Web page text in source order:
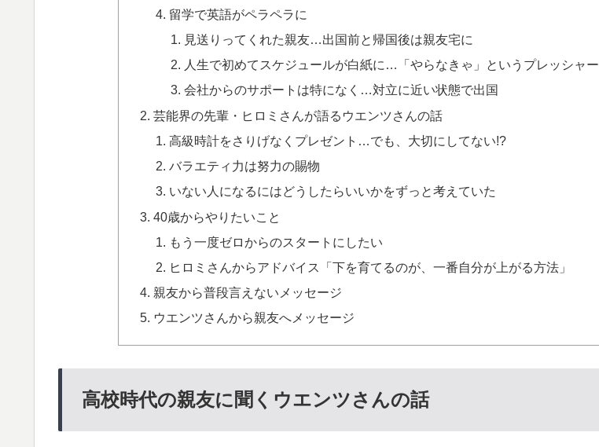
留学で英語がペラペラに
見送りってくれた親友…出国前と帰国後は親友宅に
人生で初めてスケジュールが白紙に…「やらなきゃ」というプレッシャー
会社からのサポートは特になく…対立に近い状態で出国
芸能界の先輩・ヒロミさんが語るウエンツさんの話
高級時計をさりげなくプレゼント…でも、大切にしてない!?
バラエティ力は努力の賜物
いない人になるにはどうしたらいいかをずっと考えていた
40歳からやりたいこと
もう一度ゼロからのスタートにしたい
ヒロミさんからアドバイス「下を育てるのが、一番自分が上がる方法」
親友から普段言えないメッセージ
ウエンツさんから親友へメッセージ
高校時代の親友に聞くウエンツさんの話